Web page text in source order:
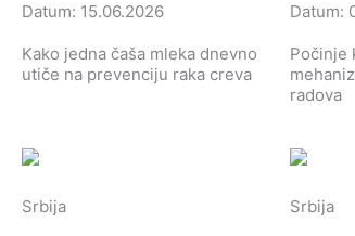
Datum: 15.06.2026
Kako jedna čaša mleka dnevno
utiče na prevenciju raka creva
Datum:
Počinje
radova
Srbija Srbija